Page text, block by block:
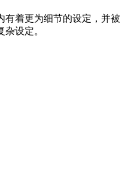
着更为细节的设定，并被
设定。